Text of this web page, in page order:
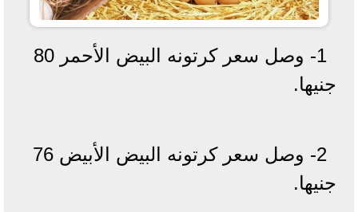
1- وصل سعر كرتونه البيض الأحمر 80
جنيها.
2- وصل سعر كرتونه البيض الأبيض 76
جنيها.